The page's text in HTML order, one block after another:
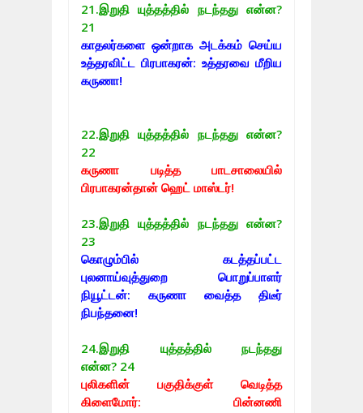
21.இறுதி யுத்தத்தில் நடந்தது என்ன?
21
காதலர்களை ஒன்றாக அடக்கம் செய்ய
உத்தரவிட்ட பிரபாகரன்: உத்தரவை மீறிய
கருணா!
22.இறுதி யுத்தத்தில் நடந்தது என்ன?
22
கருணா படித்த பாடசாலையில்
பிரபாகரன்தான் ஹெட் மாஸ்டர்!
23.இறுதி யுத்தத்தில் நடந்தது என்ன?
23
கொழும்பில் கடத்தப்பட்ட
புலனாய்வுத்துறை பொறுப்பாளர்
நியூட்டன்: கருணா வைத்த திடீர்
நிபந்தனை!
24.இறுதி யுத்தத்தில் நடந்தது
என்ன? 24
புலிகளின் பகுதிக்குள் வெடித்த
கிளைமோர்: பின்னணி